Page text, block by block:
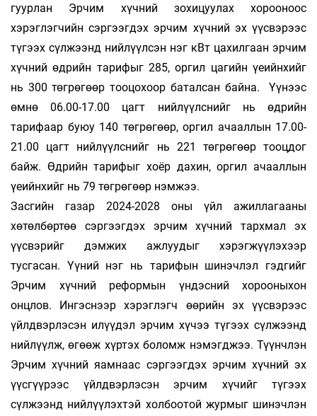
гуурлан Эрчим хүчний зохи­цуу­лах хорооноос
хэрэглэгчийн сэргээгдэх эрчим хүчний эх үүсвэрээс
түгээх сүлжээнд ний­лүүлсэн нэг кВт цахилгаан эрчим
хүчний өдрийн тарифыг 285, оргил цагийн үеийнхийг
нь 300 төгрөгөөр тооцохоор баталсан байна. Үүнээс
өмнө 06.00-17.00 цагт нийлүүлснийг нь өдрийн
тарифаар буюу 140 төг­рөгөөр, оргил ачаал­лын 17.00-
21.00 цагт ний­лүүлснийг нь 221 төг­рөгөөр тооц­дог
байж. Өдрийн тарифыг хоёр дахин, оргил ачааллын
үеийнхийг нь 79 төг­рөгөөр нэм­жээ.
Засгийн газар 2024-2028 оны үйл ажил­лагааны
хөтөлбөртөө сэргээгдэх эрчим хүч­ний тархмал эх
үүсвэрийг дэмжих ажлуудыг хэ­рэг­жүүлэхээр
тусгасан. Үүний нэг нь та­ри­фын шинэчлэл гэдгийг
Эрчим хүчний ре­­формын үндэсний хорооныхон
онцлов. Ин­гэс­нээр хэрэглэгч өөрийн эх үүсвэрээс
үйлд­вэрлэсэн илүүдэл эрчим хүчээ түгээх сүл­жээнд
нийлүүлж, өгөөж хүртэх боломж нэ­мэгд­жээ. Түүнчлэн
Эрчим хүчний яамнаас сэр­гээгдэх эрчим хүчний эх
үүсгүүрээс үйлдвэрлэсэн эрчим хүчийг түгээх
сүлжээнд нийлүүлэхтэй холбоотой журмыг шинэчлэн